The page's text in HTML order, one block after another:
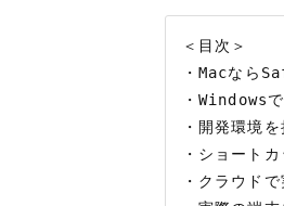
＜目次＞
・Macなら
・Windows
・開発環境
・ショート
・クラウド